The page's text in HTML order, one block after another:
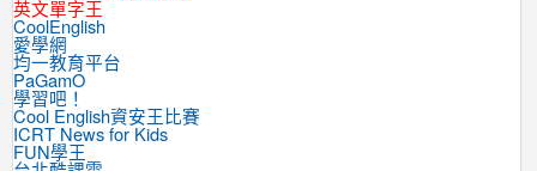
英文單字王
CoolEnglish
愛學網
均一教育平台
PaGamO
學習吧！
Cool English資安王比賽
ICRT News for Kids
FUN學王